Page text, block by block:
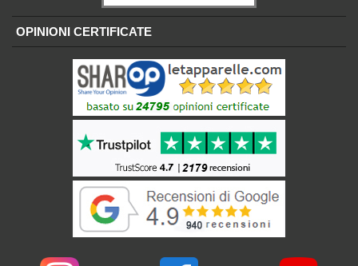
OPINIONI CERTIFICATE